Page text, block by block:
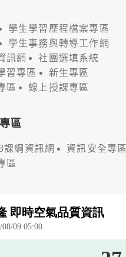
學生學習歷程檔案專區
學生事務與轉導工作網
訊網
社團選填系統
習專區
新生專區
區
線上授課專區
區
課綱資訊網
資訊安全專區
區